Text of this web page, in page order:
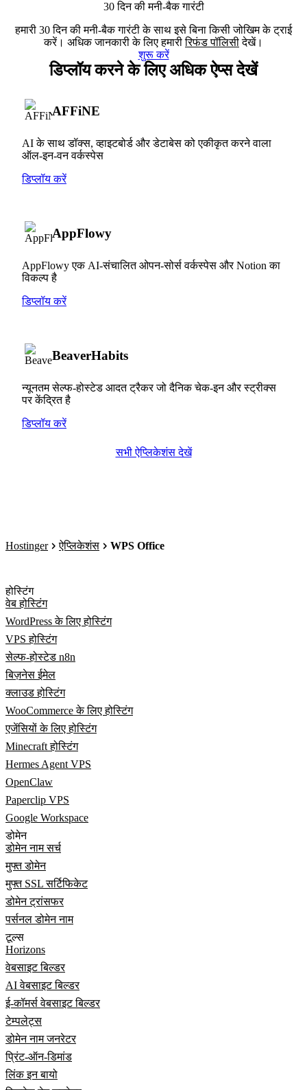
30 दिन की मनी-बैक गारंटी
हमारी 30 दिन की मनी-बैक गारंटी के साथ इसे बिना किसी जोखिम के ट्राई
करें। अधिक जानकारी के लिए हमारीरिफंड पॉलिसीदेखें।
शुरू करें
डिप्लॉय करने के लिए अधिक ऐप्स देखें
AFFiNE
AI के साथ डॉक्स, व्हाइटबोर्ड और डेटाबेस को एकीकृत करने वाला
ऑल-इन-वन वर्कस्पेस
डिप्लॉय करें
AppFlowy
AppFlowy एक AI-संचालित ओपन-सोर्स वर्कस्पेस और Notion का
विकल्प है
डिप्लॉय करें
BeaverHabits
न्यूनतम सेल्फ-होस्टेड आदत ट्रैकर जो दैनिक चेक-इन और स्ट्रीक्स
पर केंद्रित है
डिप्लॉय करें
सभी ऐप्लिकेशंस देखें
Hostinger ऐप्लिकेशंस WPS Office
होस्टिंग
वेब होस्टिंग
WordPress के लिए होस्टिंग
VPS होस्टिंग
सेल्फ-होस्टेड n8n
बिज़नेस ईमेल
क्लाउड होस्टिंग
WooCommerce के लिए होस्टिंग
एजेंसियों के लिए होस्टिंग
Minecraft होस्टिंग
Hermes Agent VPS
OpenClaw
Paperclip VPS
Google Workspace
डोमेन
डोमेन नाम सर्च
मुफ्त डोमेन
मुफ्त SSL सर्टिफिकेट
डोमेन ट्रांसफर
पर्सनल डोमेन नाम
टूल्स
Horizons
वेबसाइट बिल्डर
AI वेबसाइट बिल्डर
ई-कॉमर्स वेबसाइट बिल्डर
टेम्पलेट्स
डोमेन नाम जनरेटर
प्रिंट-ऑन-डिमांड
लिंक इन बायो